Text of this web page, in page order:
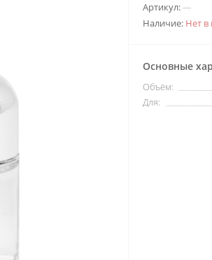
Артикул:---
Наличие: Нет в
Основные
Объём:
Для: